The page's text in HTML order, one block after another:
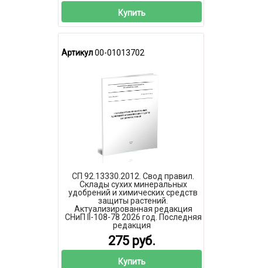
Купить
Артикул00-01013702
СП 92.13330.2012. Свод правил.
Склады сухих минеральных
удобрений и химических средств
защиты растений.
Актуализированная редакция
СНиП II-108-78 2026 год. Последняя
редакция
275 руб.
Купить